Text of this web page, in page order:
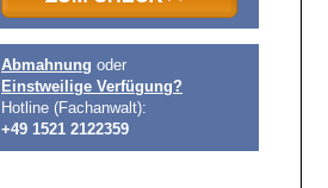
Abmahnung oder
Einstweilige Verfügung?
Hotline (Fachanwalt):
+49 1521 2122359